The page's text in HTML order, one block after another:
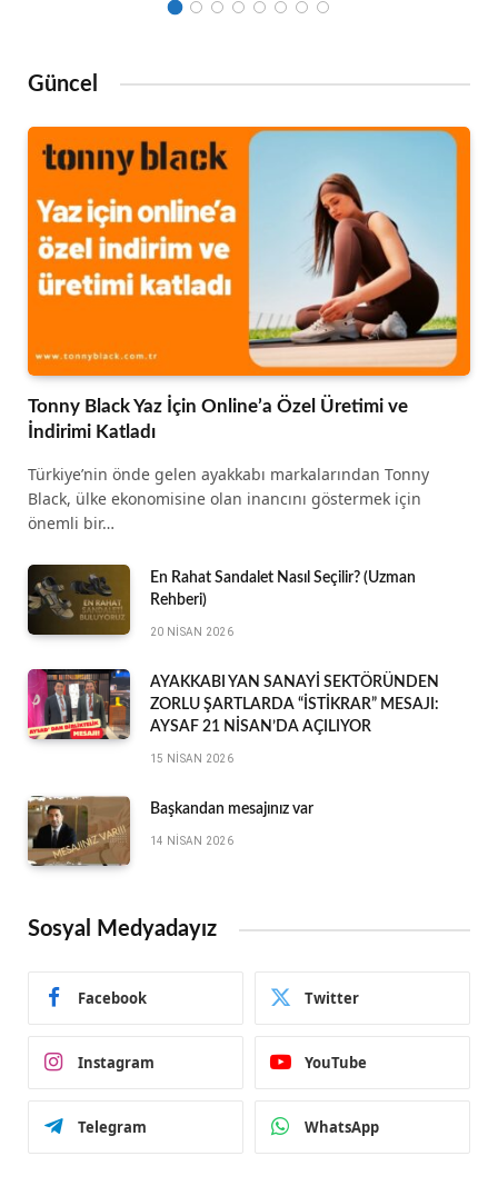
Güncel
Tonny Black Yaz İçin Online’a Özel Üretimi ve
İndirimi Katladı
Türkiye’nin önde gelen ayakkabı markalarından Tonny
Black, ülke ekonomisine olan inancını göstermek için
önemli bir…
En Rahat Sandalet Nasıl Seçilir? (Uzman
Rehberi)
20 NISAN 2026
AYAKKABI YAN SANAYİ SEKTÖRÜNDEN
ZORLU ŞARTLARDA “İSTİKRAR” MESAJI:
AYSAF 21 NİSAN’DA AÇILIYOR
15 NISAN 2026
Başkandan mesajınız var
14 NISAN 2026
Sosyal Medyadayız
Facebook Twitter
Instagram YouTube
Telegram WhatsApp